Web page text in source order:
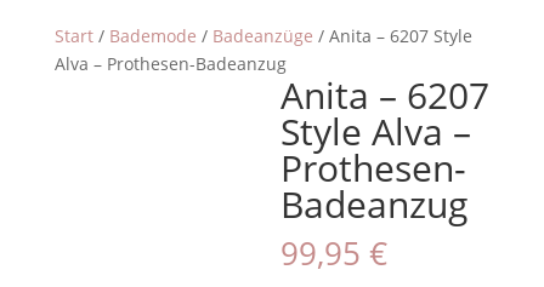
Start/ Bademode / Badeanzüge / Anita – 6207 Style
Alva – Prothesen-Badeanzug
Anita – 6207
Style Alva –
Prothesen-
Badeanzug
99,95€